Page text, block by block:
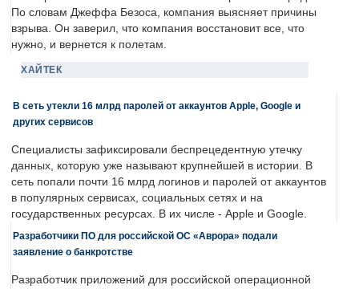
По словам Джеффа Безоса, компания выясняет причины
взрыва. Он заверил, что компания восстановит все, что
нужно, и вернется к полетам.
ХАЙТЕК
В сеть утекли 16 млрд паролей от аккаунтов Apple, Google и
других сервисов
Специалисты зафиксировали беспрецедентную утечку
данных, которую уже называют крупнейшей в истории. В
сеть попали почти 16 млрд логинов и паролей от аккаунтов
в популярных сервисах, социальных сетях и на
государственных ресурсах. В их числе - Apple и Google.
Разработчики ПО для российской ОС «Аврора» подали
заявление о банкротстве
Разработчик приложений для российской операционной